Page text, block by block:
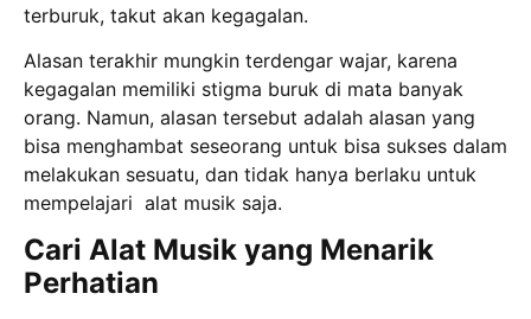
terburuk, takut akan kegagalan.
Alasan terakhir mungkin terdengar wajar, karena
kegagalan memiliki stigma buruk di mata banyak
orang. Namun, alasan tersebut adalah alasan yang
bisa menghambat seseorang untuk bisa sukses dalam
melakukan sesuatu, dan tidak hanya berlaku untuk
mempelajari alat musik saja.
Cari Alat Musik yang Menarik
Perhatian